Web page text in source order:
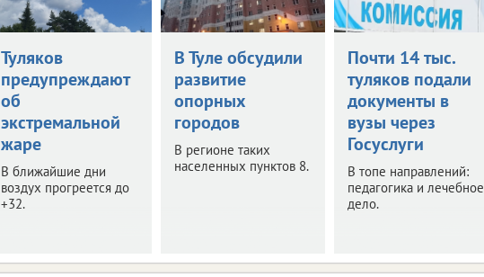
Туляков
предупреждают
об
экстремальной
жаре
В ближайшие дни
воздух прогреется до
+32.
В Туле обсудили
развитие
опорных
городов
В регионе таких
населенных пунктов 8.
Почти 14 тыс.
туляков подали
документы в
вузы через
Госуслуги
В топе направлений:
педагогика и лечебное
дело.